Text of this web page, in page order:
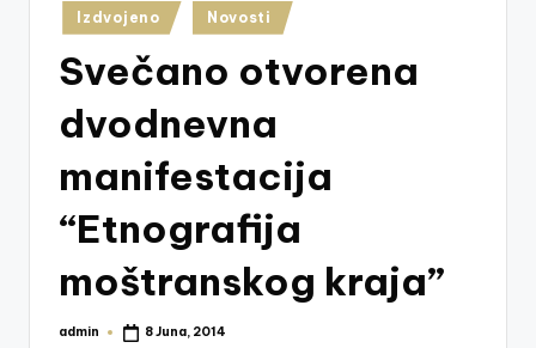
Posted
in
Izdvojeno Novosti
Svečano otvorena
dvodnevna
manifestacija
“Etnografija
moštranskog kraja”
Posted
admin 8 Juna, 2014